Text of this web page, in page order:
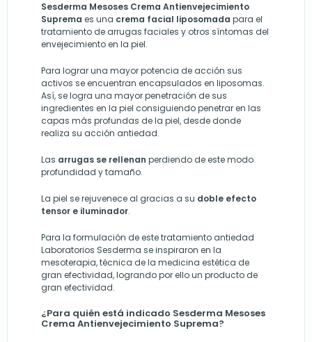
Sesderma Mesoses Crema Antienvejecimiento
Suprema es una crema facial liposomada para el
tratamiento de arrugas faciales y otros síntomas del
envejecimiento en la piel.
Para lograr una mayor potencia de acción sus
activos se encuentran encapsulados en liposomas.
Así, se logra una mayor penetración de sus
ingredientes en la piel consiguiendo penetrar en las
capas más profundas de la piel, desde donde
realiza su acción antiedad.
Las arrugas se rellenan perdiendo de este modo
profundidad y tamaño.
La piel se rejuvenece al gracias a su doble efecto
tensor e iluminador.
Para la formulación de este tratamiento antiedad
Laboratorios Sesderma se inspiraron en la
mesoterapia, técnica de la medicina estética de
gran efectividad, logrando por ello un producto de
gran efectividad.
¿Para quién está indicado Sesderma Mesoses
Crema Antienvejecimiento Suprema?